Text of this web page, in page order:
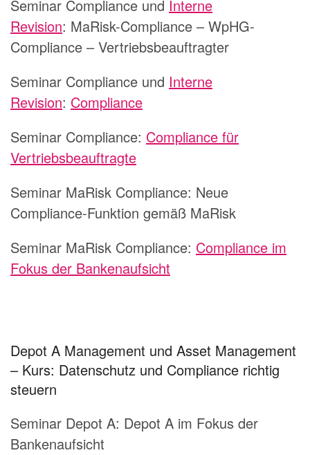
Seminar Compliance und Interne
Revision: MaRisk-Compliance – WpHG-
Compliance – Vertriebsbeauftragter
Seminar Compliance und Interne
Revision: Compliance
Seminar Compliance: Compliance für
Vertriebsbeauftragte
Seminar MaRisk Compliance: Neue
Compliance-Funktion gemäß MaRisk
Seminar MaRisk Compliance: Compliance im
Fokus der Bankenaufsicht
Depot A Management und Asset Management
– Kurs: Datenschutz und Compliance richtig
steuern
Seminar Depot A: Depot A im Fokus der
Bankenaufsicht